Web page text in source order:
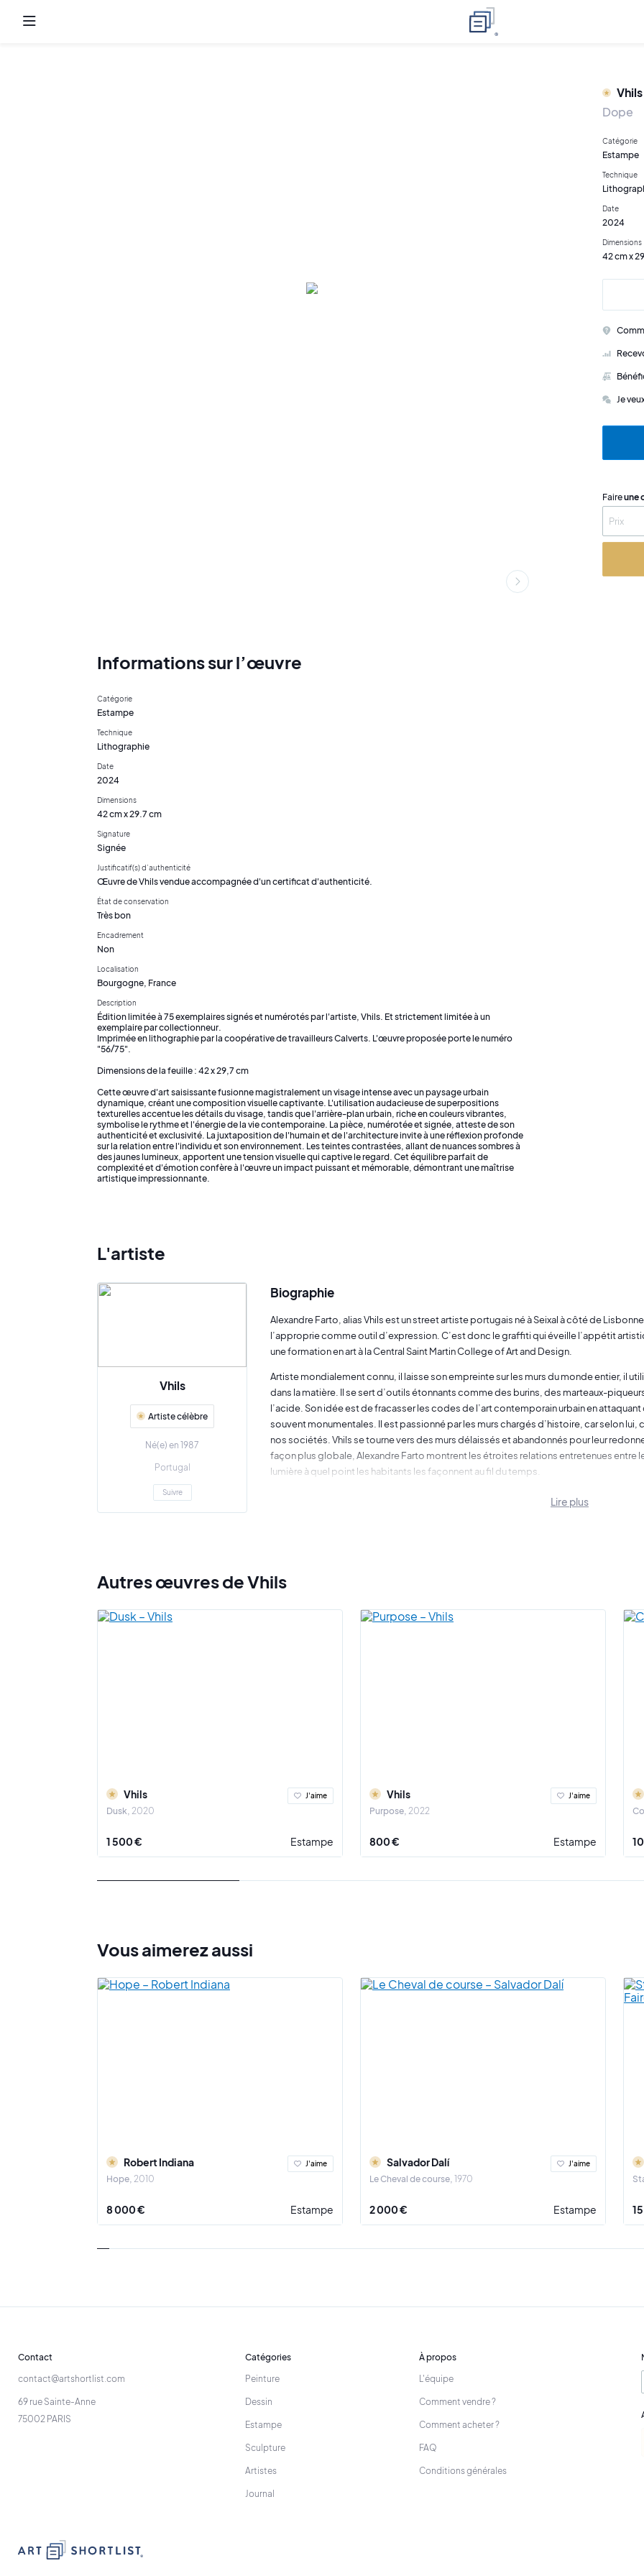
Vhils
Dope
Catégorie
Estampe
Technique
Date
2024
Dimensions
42 cm x
Je
Faireune
Informations sur l’œuvre
Catégorie
Estampe
Technique
Lithographie
Date
2024
Dimensions
42 cm x 29.7 cm
Signature
Signée
Justificatif(s) d’authenticité
Œuvre de Vhils vendue accompagnée d'un certificat d'authenticité.
État de conservation
Très bon
Encadrement
Non
Localisation
Bourgogne, France
Description
Édition limitée à 75 exemplaires signés et numérotés par l'artiste, Vhils. Et strictement limitée à un
exemplaire par collectionneur.
Imprimée en lithographie par la coopérative de travailleurs Calverts. L'œuvre proposée porte le numéro
"56/75".
Dimensions de la feuille : 42 x 29,7 cm
Cette œuvre d'art saisissante fusionne magistralement un visage intense avec un paysage urbain
dynamique, créant une composition visuelle captivante. L'utilisation audacieuse de superpositions
texturelles accentue les détails du visage, tandis que l'arrière-plan urbain, riche en couleurs vibrantes,
symbolise le rythme et l'énergie de la vie contemporaine. La pièce, numérotée et signée, atteste de son
authenticité et exclusivité. La juxtaposition de l'humain et de l'architecture invite à une réflexion profonde
sur la relation entre l'individu et son environnement. Les teintes contrastées, allant de nuances sombres à
des jaunes lumineux, apportent une tension visuelle qui captive le regard. Cet équilibre parfait de
complexité et d'émotion confère à l'œuvre un impact puissant et mémorable, démontrant une maîtrise
artistique impressionnante.
L'artiste
Vhils
Artiste célèbre
Né(e) en 1987
Portugal
Suivre
Biographie
Alexandre Farto, alias Vhils est un street artiste portugais né à Seixal à côté de
l’approprie comme outil d’expression. C’est donc le graffiti qui éveille l’appétit
une formation en art à la Central Saint Martin College of Art and Design.
Artiste mondialement connu, il laisse son empreinte sur les murs du monde entier, il
dans la matière. Il se sert d’outils étonnants comme des burins, des marteaux-
l’acide. Son idée est de fracasser les codes de l’art contemporain urbain en
souvent monumentales. Il est passionné par les murs chargés d’histoire, car selon
nos sociétés. Vhils se tourne vers des murs délaissés et abandonnés pour leur
façon plus globale, Alexandre Farto montrent les étroites relations entretenues entre
lumière à quel point les habitants les façonnent au fil du temps.
La plupart du temps Vhils s’inspire du voisinage ou des passants pour réaliser ses
universelle. En creusant les murs de la sorte, Vhils laisse apparaître les couches
pas inaperçue aux côtés de celle de
, qui l’avait d’ailleurs invité à participer à
Vhils continue à repousser les limites du street art en s’inspirant et collaborant avec
Lire plus
Autres œuvres de Vhils
Vhils
Dusk 2020
J'aime
1 500 € Estampe
Vhils
Purpose 2022
J'aime
800 € Estampe
Vousaimerezaussi
Robert Indiana
Hope 2010
J'aime
8 000 € Estampe
Salvador Dalí
Le Cheval de course 1970
J'aime
2 000 € Estampe
Contact
contact@artshortlist.com
69 rue Sainte-Anne
75002 PARIS
Catégories
Peinture
Dessin
Estampe
Sculpture
Artistes
Journal
À propos
L'équipe
Comment vendre ?
Comment acheter ?
FAQ
Conditions générales